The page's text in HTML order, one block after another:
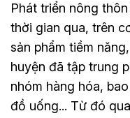
Phát triển nông
thời gian qua, trên
sản phẩm tiềm
huyện đã tập trung
nhóm hàng hóa,
đồ uống... Từ đó